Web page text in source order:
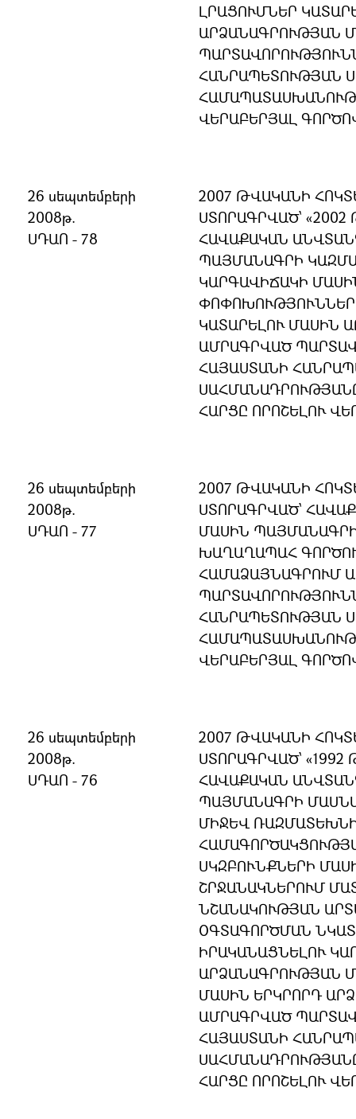
ԼՐԱՑՈՒՄՆԵՐ
ԱՐՁԱՆԱԳՐՈՒԹՅԱՆ
ՀԱՆՐԱՊԵՏՈՒԹՅԱՆ
ՎԵՐԱԲԵՐՅԱԼ
26 սեպտեմբերի
2008թ.
ՍԴԱՈ - 78
2007 ԹՎԱԿԱՆԻ
ՍՏՈՐԱԳՐՎԱԾ՝
ՀԱՎԱՔԱԿԱՆ
ՊԱՅՄԱՆԱԳՐԻ
ԿԱՐԳԱՎԻՃԱԿԻ
ԿԱՏԱՐԵԼՈՒ ՄԱՍԻՆ
ԱՄՐԱԳՐՎԱԾ
ՀԱՅԱՍՏԱՆԻ
ՀԱՐՑԸ ՈՐՈՇԵԼՈՒ
26 սեպտեմբերի
2008թ.
ՍԴԱՈ - 77
2007 ԹՎԱԿԱՆԻ
ՍՏՈՐԱԳՐՎԱԾ՝
ՄԱՍԻՆ
ԽԱՂԱՂԱՊԱՀ
ՀԱՄԱՁԱՅՆԱԳՐՈՒՄ
ՀԱՆՐԱՊԵՏՈՒԹՅԱՆ
ՎԵՐԱԲԵՐՅԱԼ
26 սեպտեմբերի
2008թ.
ՍԴԱՈ - 76
2007 ԹՎԱԿԱՆԻ
ՍՏՈՐԱԳՐՎԱԾ՝ «1992
ՀԱՎԱՔԱԿԱՆ
ՊԱՅՄԱՆԱԳՐԻ
ՄԻՋԵՎ
ՍԿԶԲՈՒՆՔՆԵՐԻ
ՇՐՋԱՆԱԿՆԵՐՈՒՄ
ՆՇԱՆԱԿՈՒԹՅԱՆ
ՕԳՏԱԳՈՐԾՄԱՆ
ԻՐԱԿԱՆԱՑՆԵԼՈՒ
ԱՐՁԱՆԱԳՐՈՒԹՅԱՆ
ՄԱՍԻՆ ԵՐԿՐՈՐԴ
ԱՄՐԱԳՐՎԱԾ
ՀԱՅԱՍՏԱՆԻ
ՀԱՐՑԸ ՈՐՈՇԵԼՈՒ